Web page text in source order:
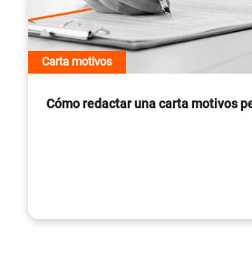
Carta motivos
Cómo redactar una carta motivos